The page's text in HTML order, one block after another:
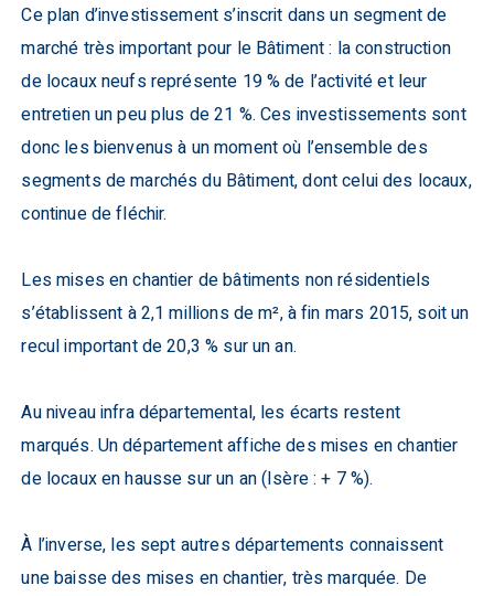
Ce plan d’investissement s’inscrit dans un segment de
marché très important pour le Bâtiment : la construction
de locaux neufs représente 19 % de l’activité et leur
entretien un peu plus de 21 %. Ces investissements sont
donc les bienvenus à un moment où l’ensemble des
segments de marchés du Bâtiment, dont celui des locaux,
continue de fléchir.
Les mises en chantier de bâtiments non résidentiels
s’établissent à 2,1 millions de m², à fin mars 2015, soit un
recul important de 20,3 % sur un an.
Au niveau infra départemental, les écarts restent
marqués. Un département affiche des mises en chantier
de locaux en hausse sur un an (Isère : + 7 %).
À l’inverse, les sept autres départements connaissent
une baisse des mises en chantier, très marquée. De